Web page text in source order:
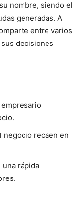
nombre, siendo el
generadas. A
entre varios
decisiones
negocio recaen en
una rápida